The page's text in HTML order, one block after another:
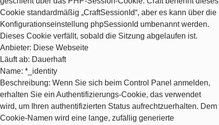
Cookie standardmäßig „CraftSessionId“, aber es kann über die
Konfigurationseinstellung phpSessionId umbenannt werden.
Dieses Cookie verfällt, sobald die Sitzung abgelaufen ist.
Anbieter: Diese Webseite
Läuft ab: Dauerhaft
Name: *_identity
Beschreibung: Wenn Sie sich beim Control Panel anmelden,
erhalten Sie ein Authentifizierungs-Cookie, das verwendet
wird, um Ihren authentifizierten Status aufrechtzuerhalten. Dem
Cookie-Namen wird eine lange, zufällig generierte